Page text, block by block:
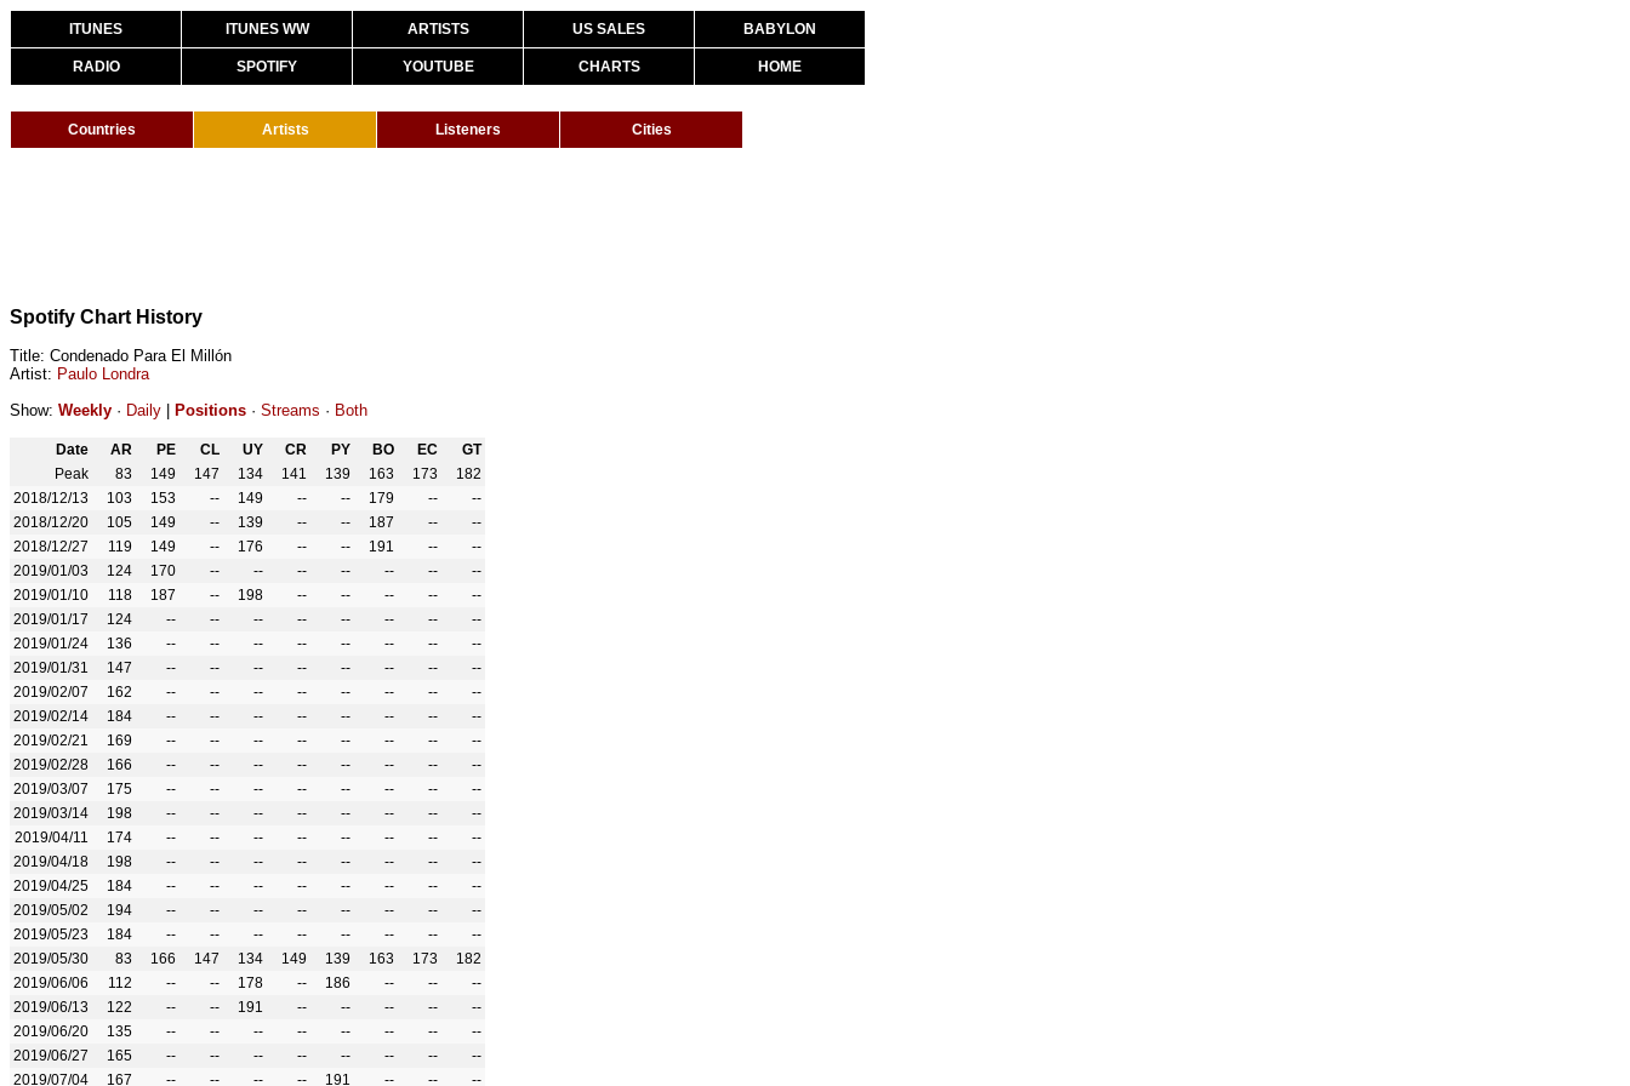
ITUNES ITUNES WW ARTISTS US SALES BABYLON
RADIO SPOTIFY YOUTUBE CHARTS HOME
Countries Artists Listeners Cities
Spotify Chart History
Title: Condenado Para El Millón
Artist: Paulo Londra
Show: Weekly · Daily Positions · Streams · Both
Date AR PE CL UY CR PY BO EC
GT
Peak
83 149 147 134 141 139 163 173
182
2018/12/13
103 153 -- 149 -- -- 179 --
--
2018/12/20
105 149 -- 139 -- -- 187 --
--
2018/12/27
119 149 -- 176 -- -- 191 --
--
2019/01/03
124 170 -- -- -- -- -- --
--
2019/01/10
118 187 -- 198 -- -- -- --
--
2019/01/17
124 -- -- -- -- -- -- --
--
2019/01/24
136 -- -- -- -- -- -- --
--
2019/01/31
147 -- -- -- -- -- -- --
--
2019/02/07
162 -- -- -- -- -- -- --
--
2019/02/14
184 -- -- -- -- -- -- --
--
2019/02/21
169 -- -- -- -- -- -- --
--
2019/02/28
166 -- -- -- -- -- -- --
--
2019/03/07
175 -- -- -- -- -- -- --
--
2019/03/14
198 -- -- -- -- -- -- --
--
2019/04/11
174 -- -- -- -- -- -- --
--
2019/04/18
198 -- -- -- -- -- -- --
--
2019/04/25
184 -- -- -- -- -- -- --
--
2019/05/02
194 -- -- -- -- -- -- --
--
2019/05/23
184 -- -- -- -- -- -- --
--
2019/05/30
83 166 147 134 149 139 163 173
182
2019/06/06
112 -- -- 178 -- 186 -- --
--
2019/06/13
122 -- -- 191 -- -- -- --
--
2019/06/20
135 -- -- -- -- -- -- --
--
2019/06/27
165 -- -- -- -- -- -- --
--
2019/07/04
167 -- -- -- -- 191 -- -- --